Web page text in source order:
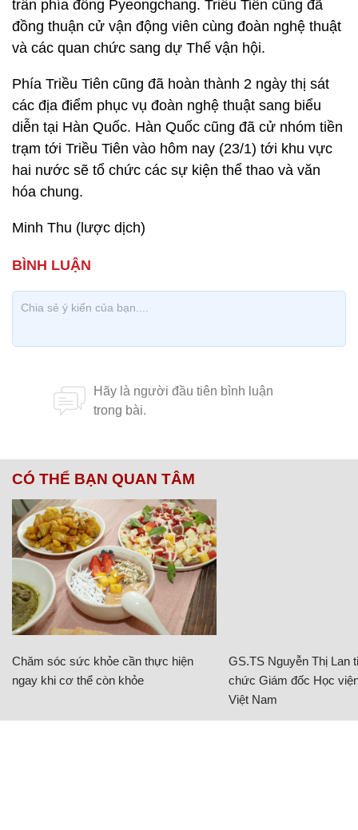
trấn phía đông Pyeongchang. Triều Tiên cũng đã
đồng thuận cử vận động viên cùng đoàn nghệ thuật
và các quan chức sang dự Thế vận hội.
Phía Triều Tiên cũng đã hoàn thành 2 ngày thị sát
các địa điểm phục vụ đoàn nghệ thuật sang biểu
diễn tại Hàn Quốc. Hàn Quốc cũng đã cử nhóm tiền
trạm tới Triều Tiên vào hôm nay (23/1) tới khu vực
hai nước sẽ tổ chức các sự kiện thể thao và văn
hóa chung.
Minh Thu (lược dịch)
CÓ THỂ BẠN QUAN TÂM
Chăm sóc sức khỏe cần thực hiện
ngay khi cơ thể còn khỏe
GS.TS Nguyễn Thị Lan
chức Giám đốc Học
Việt Nam